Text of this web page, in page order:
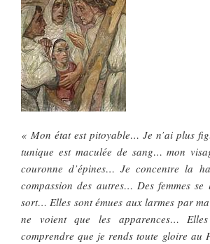
« Mon état est pitoyable… Je n’ai plus
tunique est maculée de sang… mon
couronne d’épines… Je concentre la
compassion des autres… Des femmes se
sort… Elles sont émues aux larmes par
ne voient que les apparences…
comprendre que je rends toute gloire au